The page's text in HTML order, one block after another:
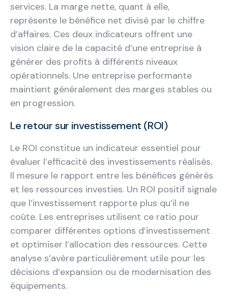
services. La marge nette, quant à elle,
représente le bénéfice net divisé par le chiffre
d’affaires. Ces deux indicateurs offrent une
vision claire de la capacité d’une entreprise à
générer des profits à différents niveaux
opérationnels. Une entreprise performante
maintient généralement des marges stables ou
en progression.
Le retour sur investissement (ROI)
Le ROI constitue un indicateur essentiel pour
évaluer l’efficacité des investissements réalisés.
Il mesure le rapport entre les bénéfices générés
et les ressources investies. Un ROI positif signale
que l’investissement rapporte plus qu’il ne
coûte. Les entreprises utilisent ce ratio pour
comparer différentes options d’investissement
et optimiser l’allocation des ressources. Cette
analyse s’avère particulièrement utile pour les
décisions d’expansion ou de modernisation des
équipements.